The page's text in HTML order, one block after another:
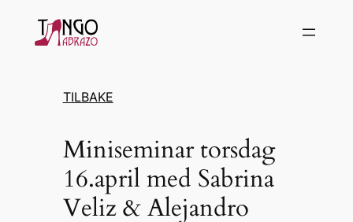
Hopp
TILBAKE
Miniseminar torsdag
16.april med Sabrina
Veliz & Alejandro